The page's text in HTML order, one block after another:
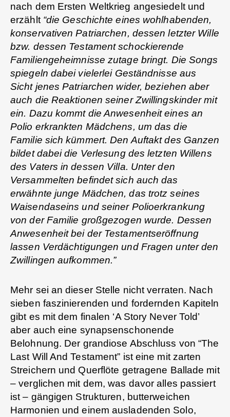
nach dem Ersten Weltkrieg angesiedelt und
erzählt “die Geschichte eines wohlhabenden,
konservativen Patriarchen, dessen letzter Wille
bzw. dessen Testament schockierende
Familiengeheimnisse zutage bringt. Die Songs
spiegeln dabei vielerlei Geständnisse aus
Sicht jenes Patriarchen wider, beziehen aber
auch die Reaktionen seiner Zwillingskinder mit
ein. Dazu kommt die Anwesenheit eines an
Polio erkrankten Mädchens, um das die
Familie sich kümmert. Den Auftakt des Ganzen
bildet dabei die Verlesung des letzten Willens
des Vaters in dessen Villa. Unter den
Versammelten befindet sich auch das
erwähnte junge Mädchen, das trotz seines
Waisendaseins und seiner Polioerkrankung
von der Familie großgezogen wurde. Dessen
Anwesenheit bei der Testamentseröffnung
lassen Verdächtigungen und Fragen unter den
Zwillingen aufkommen.”
Mehr sei an dieser Stelle nicht verraten. Nach
sieben faszinierenden und fordernden Kapiteln
gibt es mit dem finalen ‘A Story Never Told’
aber auch eine synapsenschonende
Belohnung. Der grandiose Abschluss von “The
Last Will And Testament” ist eine mit zarten
Streichern und Querflöte getragene Ballade mit
– verglichen mit dem, was davor alles passiert
ist – gängigen Strukturen, butterweichen
Harmonien und einem ausladenden Solo,